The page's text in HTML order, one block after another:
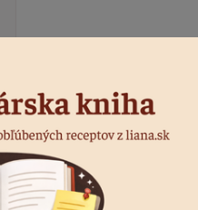
4 ks
2,50 €